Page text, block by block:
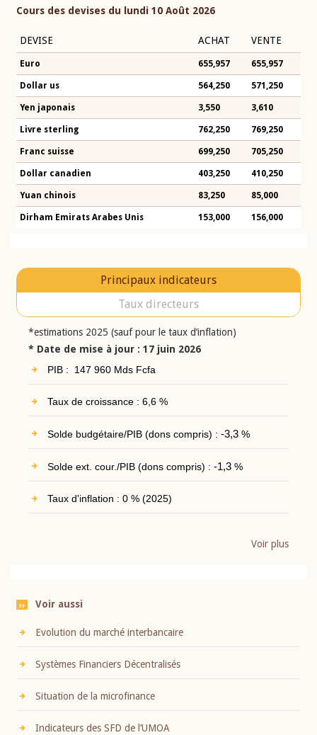
Cours des devises du lundi 10 Août 2026
DEVISE ACHAT VENTE
Euro 655,957 655,957
Dollar us 564,250 571,250
Yen japonais 3,550 3,610
Livre sterling 762,250 769,250
Franc suisse 699,250 705,250
Dollar canadien 403,250 410,250
Yuan chinois 83,250 85,000
Dirham Emirats Arabes Unis 153,000 156,000
Principaux indicateurs
Taux directeurs
*estimations 2025 (sauf pour le taux d’inflation)
* Date de mise à jour : 17 juin 2026
PIB : 147 960 Mds Fcfa
Taux de croissance : 6,6 %
Solde budgétaire/PIB (dons compris) : -3,3%
Solde ext. cour./PIB (dons compris) : -1,3%
Taux d'inflation : 0 % (2025)
Voir plus
Voir aussi
Evolution du marché interbancaire
Systèmes Financiers Décentralisés
Situation de la microfinance
Indicateurs des SFD de l’UMOA